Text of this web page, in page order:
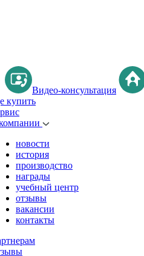
Видео-консультация
купить
новости
история
производство
награды
учебный центр
отзывы
вакансии
контакты